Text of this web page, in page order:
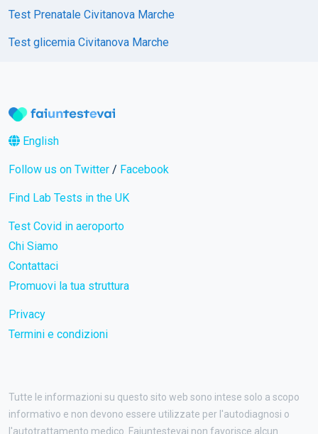
Test Prenatale Civitanova Marche
Test glicemia Civitanova Marche
English
Follow us on Twitter / Facebook
Find Lab Tests in the UK
Test Covid in aeroporto
Chi Siamo
Contattaci
Promuovi la tua struttura
Privacy
Termini e condizioni
Tutte le informazioni su questo sito web sono intese solo a scopo
informativo e non devono essere utilizzate per l'autodiagnosi o
l'autotrattamento medico. Faiuntestevai non favorisce alcun